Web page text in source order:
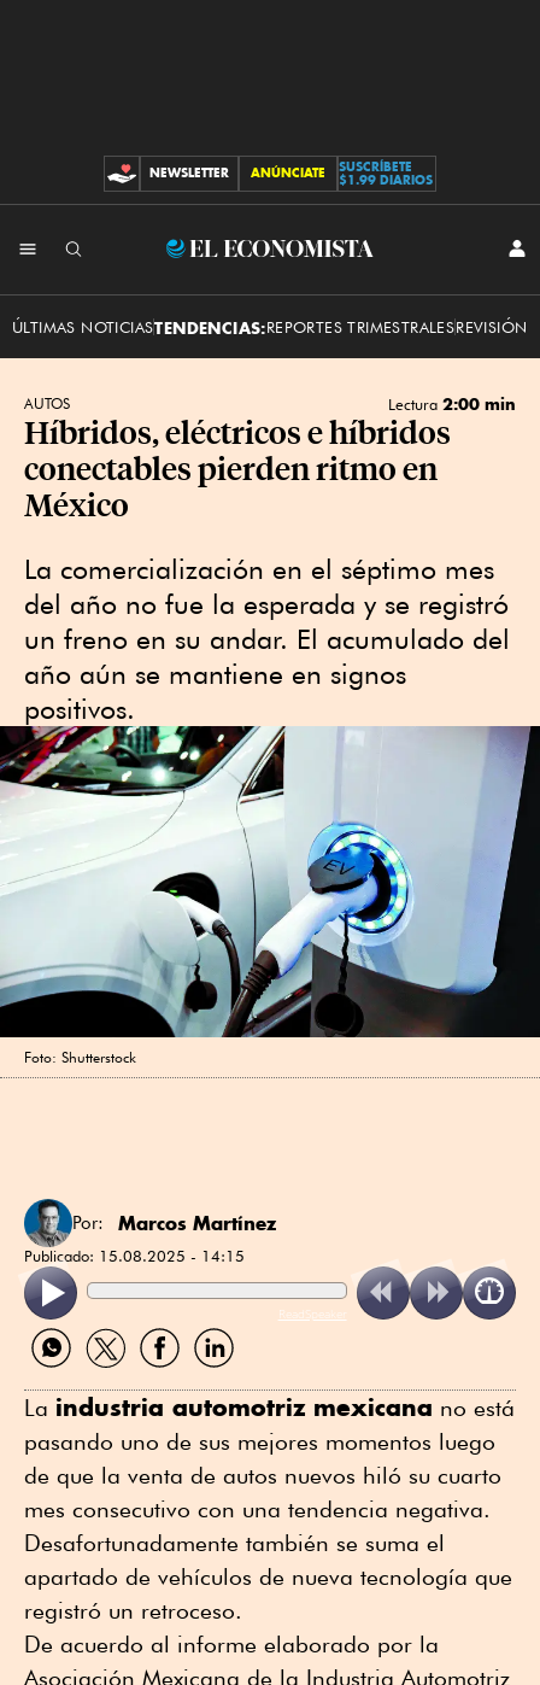
CONTRIBUCIONES
NEWSLETTER ANÚNCIATE
SUSCRÍBETE
$1.99 DIARIOS
El
ÚLTIMAS NOTICIASTENDENCIAS:REPORTES TRIMESTRALESREVISIÓN
AUTOS Lectura 2:00 min
Híbridos, eléctricos e híbridos
conectables pierden ritmo en
México
La comercialización en el séptimo mes
del año no fue la esperada y se registró
un freno en su andar. El acumulado del
año aún se mantiene en signos
positivos.
Foto: Shutterstock
Por: Marcos Martínez
Publicado: 15.08.2025 - 14:15
ReadSpeaker
Compartir
por
Compartir
por
Compartir
por
Compartir
por
La industria automotriz mexicana no está
pasando uno de sus mejores momentos luego
de que la venta de autos nuevos hiló su cuarto
mes consecutivo con una tendencia negativa.
Desafortunadamente también se suma el
apartado de vehículos de nueva tecnología que
registró un retroceso.
De acuerdo al informe elaborado por la
Asociación Mexicana de la Industria Automotriz